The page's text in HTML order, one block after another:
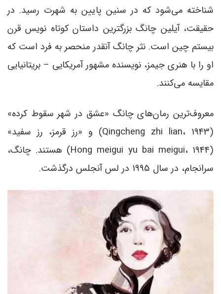
شناخته می‌شود که در سنین پایین به شهرت رسید. در
حقیقت، آیلین چانگ بزرگترین داستان کوتاه نویس قرن
بیستم چین است. نثر چانگ آنقدر منحصر به فرد است که
او را با هنری جیمز، نویسنده مشهور آمریکایی – بریتانیایی
مقایسه می‌کنند.
معروف‌ترین رمان‌های چانگ «عشق در شهر سقوط کرده»
(Qingcheng zhi lian، 1943) و «رز قرمز، رز سفید»
(Hong meigui yu bai meigui، 1944) هستند. چانگ،
سرانجام، در سال 1995 در لس آنجلس درگذشت.